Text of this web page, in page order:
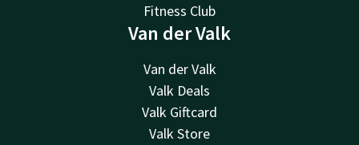
Fitness Club
Van der Valk
Van der Valk
Valk Deals
Valk Giftcard
Valk Store